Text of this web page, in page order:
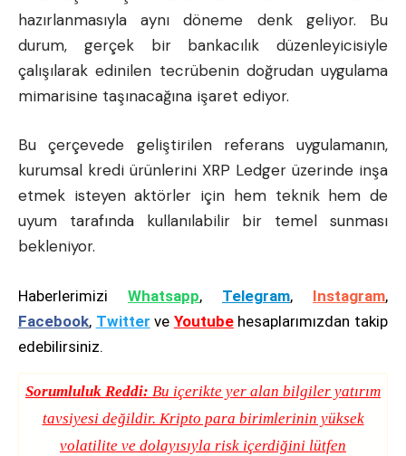
hazırlanmasıyla aynı döneme denk geliyor. Bu
durum, gerçek bir bankacılık düzenleyicisiyle
çalışılarak edinilen tecrübenin doğrudan uygulama
mimarisine taşınacağına işaret ediyor.
Bu çerçevede geliştirilen referans uygulamanın,
kurumsal kredi ürünlerini XRP Ledger üzerinde inşa
etmek isteyen aktörler için hem teknik hem de
uyum tarafında kullanılabilir bir temel sunması
bekleniyor.
Haberlerimizi Whatsapp, Telegram, Instagram,
Facebook, Twitter ve Youtubehesaplarımızdan takip
edebilirsiniz.
Sorumluluk Reddi: Bu içerikte yer alan bilgiler yatırım
tavsiyesi değildir. Kripto para birimlerinin yüksek
volatilite ve dolayısıyla risk içerdiğini lütfen